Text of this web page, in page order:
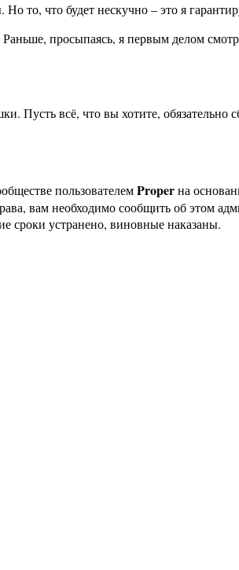
то, что будет нескучно – это я
просыпаясь, я первым делом
Пусть всё, что вы хотите, обязательно
пользователемProperна
вам необходимо сообщить об этом
сроки устранено, виновные наказаны.